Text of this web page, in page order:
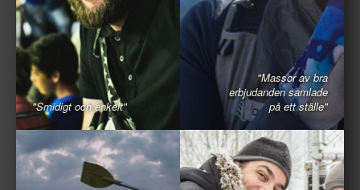
"Smidigt och enkelt"
"Massor av bra
erbjudanden samlade
på ett ställe"